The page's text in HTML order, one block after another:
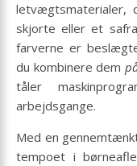
letvægtsmaterialer,
skjorte eller et
farverne er
du kombinere dem
tåler
arbejdsgange.
Med en
tempoet i